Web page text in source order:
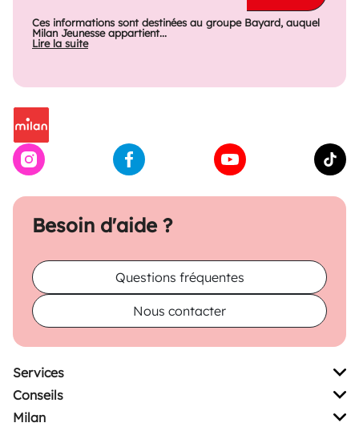
Besoin d'aide ?
Questions fréquentes
Nous contacter
Ces informations sont destinées au groupe Bayard, auquel
Milan Jeunesse appartient...
Lire la suite
Services
Conseils
Milan